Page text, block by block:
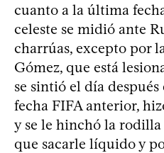
cuanto a la última
celeste se midió ante
charrúas, excepto por
Gómez, que está
se sintió el día
fecha FIFA anterior,
y se le hinchó la
que sacarle líquido y